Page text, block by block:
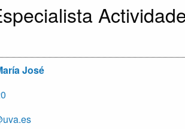
José